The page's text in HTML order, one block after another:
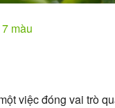
màu
việc đóng vai trò